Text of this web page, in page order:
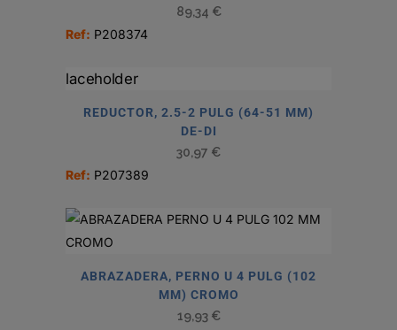
89,34 €
Ref: P208374
REDUCTOR, 2.5-2 PULG (64-51 MM)
DE-DI
30,97 €
Ref: P207389
ABRAZADERA, PERNO U 4 PULG (102
MM) CROMO
19,93 €